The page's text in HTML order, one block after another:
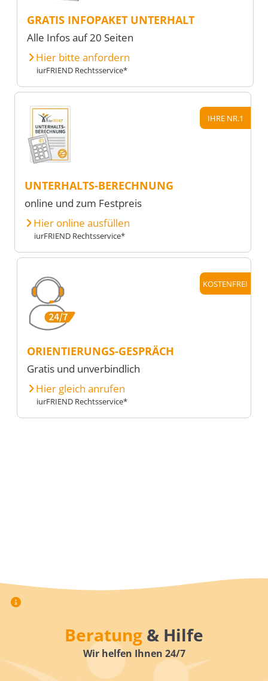
GRATIS INFOPAKET UNTERHALT
Alle Infos auf 20 Seiten
Hier bitte anfordern
iurFRIEND Rechtsservice*
IHRE NR.1
UNTERHALTS-BERECHNUNG
online und zum Festpreis
Hier online ausfüllen
iurFRIEND Rechtsservice*
KOSTENFREI
ORIENTIERUNGS-GESPRÄCH
Gratis und unverbindlich
Hier gleich anrufen
iurFRIEND Rechtsservice*
Beratung & Hilfe
Wir helfen Ihnen 24/7